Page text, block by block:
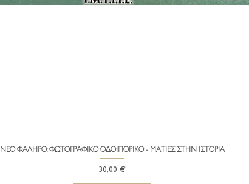
Γρήγορη προβολή
ΝΕΟ ΦΑΛΗΡΟ: ΦΩΤΟΓΡΑΦΙΚΟ ΟΔΟΙΠΟΡΙΚΟ - ΜΑΤΙΕΣ ΣΤΗΝ ΙΣΤΟΡΙΑ
Τιμή
30,00 €